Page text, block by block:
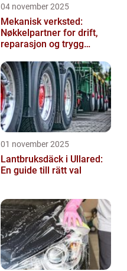
04 november 2025
Mekanisk verksted:
Nøkkelpartner for drift,
reparasjon og trygg
01 november 2025
Lantbruksdäck i Ullared:
En guide till rätt val